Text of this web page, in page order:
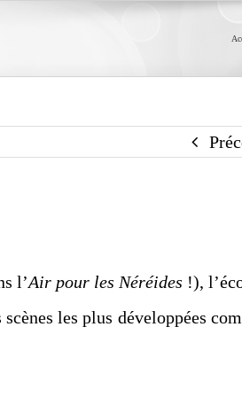
l’Air pour les Néréides !),
les plus développées